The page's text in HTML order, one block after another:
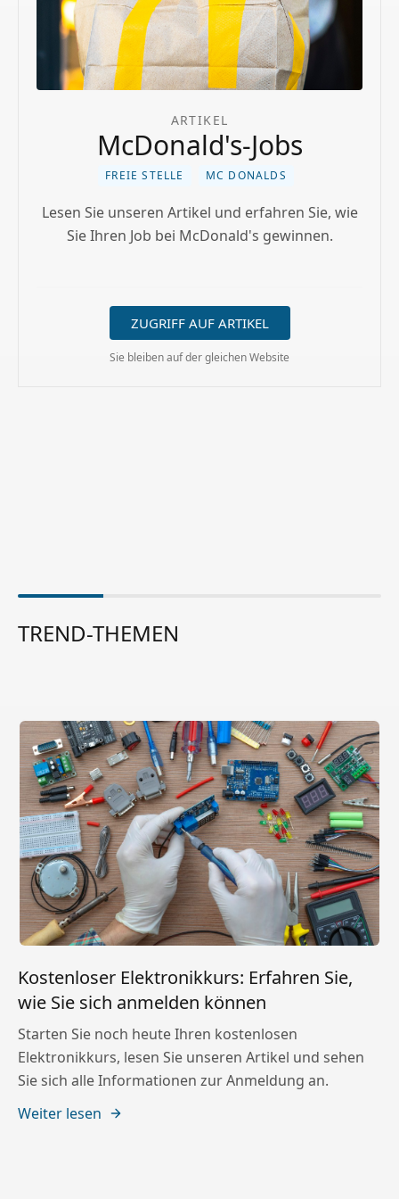
ARTIKEL
McDonald's-Jobs
FREIE STELLE MC DONALDS
Lesen Sie unseren Artikel und erfahren Sie, wie
Sie Ihren Job bei McDonald's gewinnen.
ZUGRIFF AUF ARTIKEL
Sie bleiben auf der gleichen Website
TREND-THEMEN
Kostenloser Elektronikkurs: Erfahren Sie,
wie Sie sich anmelden können
Starten Sie noch heute Ihren kostenlosen
Elektronikkurs, lesen Sie unseren Artikel und sehen
Sie sich alle Informationen zur Anmeldung an.
Weiter lesen